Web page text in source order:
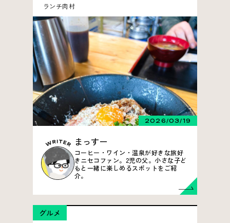
ランチ肉村
2026/03/19
まっすー
コーヒー・ワイン・温泉が好きな旅好
きニセコファン。2児の父。小さな子ど
もと一緒に楽しめるスポットをご紹
介。
グルメ